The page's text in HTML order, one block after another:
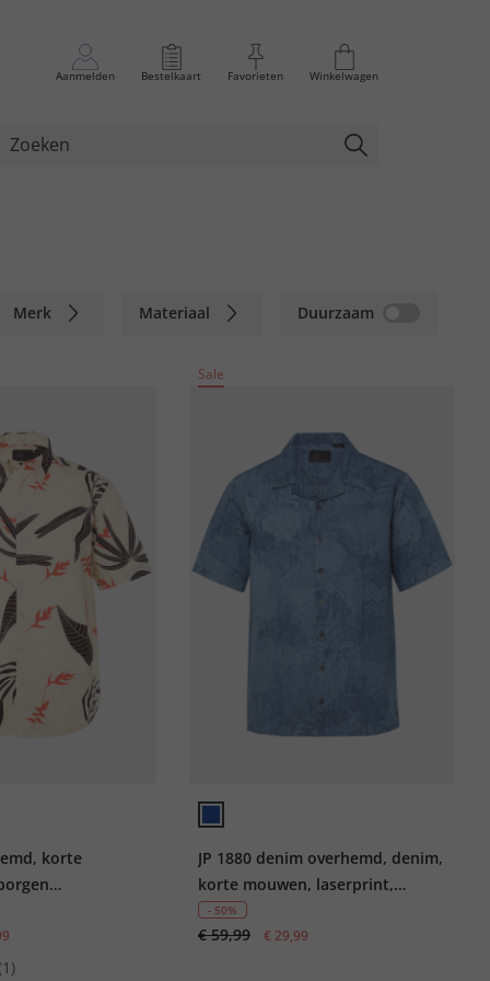
Aanmelden Bestelkaart Favorieten Winkelwagen
Duurzaam
Merk Materiaal
korte
Sale
JP 1880 denim overhemd, denim,
korte mouwen, laserprint,
Cubaanse kraag, Cuba-Fit, tot
8XL
- 50%
€ 59,99 € 29,99